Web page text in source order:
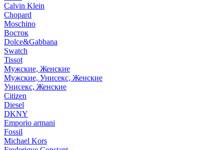
Calvin Klein
Chopard
Moschino
Восток
Dolce&Gabbana
Swatch
Tissot
Мужские, Женские
Мужские, Унисекс, Женские
Унисекс, Женские
Citizen
Diesel
DKNY
Emporio armani
Fossil
Michael Kors